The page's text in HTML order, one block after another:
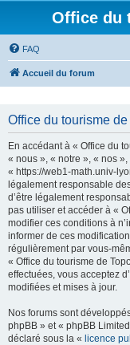
Office du
FAQ
Accueil du forum
Office du tourisme
En accédant à « Office du
« nous », « notre », « nos
« https://web1-math.univ-
légalement responsable
d’être légalement
pas utiliser et accéder à «
modifier ces conditions à
informer de ces
régulièrement par vous-
« Office du tourisme de
effectuées, vous acceptez
modifiées et mises à jour.
Nos forums sont
phpBB » et « phpBB
déclaré sous la « licence